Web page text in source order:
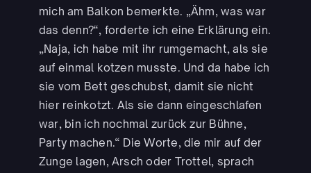
mich am Balkon bemerkte. „Ähm, was war
das denn?“, forderte ich eine Erklärung ein.
„Naja, ich habe mit ihr rumgemacht, als sie
auf einmal kotzen musste. Und da habe ich
sie vom Bett geschubst, damit sie nicht
hier reinkotzt. Als sie dann eingeschlafen
war, bin ich nochmal zurück zur Bühne,
Party machen.“ Die Worte, die mir auf der
Zunge lagen, Arsch oder Trottel, sprach